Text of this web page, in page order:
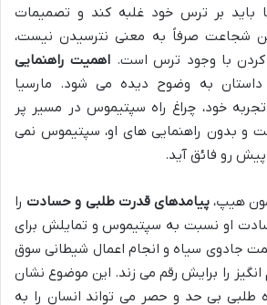
باید بر ترس خود غلبه کند و تصمیمات
شجاعت صرفاً به معنی نترسیدن نیست،
کردن با وجود ترس است. اهمیت راهنمایی
به وضوح دیده می شود. مارسیا
تجربه خود، چراغ راه سپتیموس در مسیر پر
و بدون راهنمایی های او، سپتیموس نمی
رو فائق آید.
هیپ، پیامدهای قدرت طلبی و حسادت را
او نسبت به سپتیموس و تمایلش برای
جادوی سیاه و انجام اعمال شیطانی سوق
را برایش رقم می زند. این موضوع نشان
طلبی بی حد و حصر می تواند انسان را به